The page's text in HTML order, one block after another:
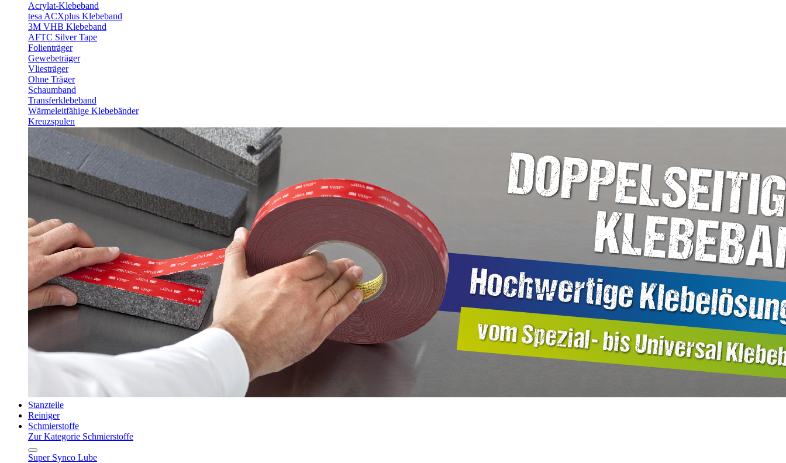
Acrylat-Klebeband
tesa ACXplus Klebeband
3M VHB Klebeband
AFTC Silver Tape
Folienträger
Gewebeträger
Vliesträger
Ohne Träger
Schaumband
Transferklebeband
Wärmeleitfähige Klebebänder
Kreuzspulen
Stanzteile
Reiniger
Schmierstoffe
Zur Kategorie Schmierstoffe
Super Synco Lube